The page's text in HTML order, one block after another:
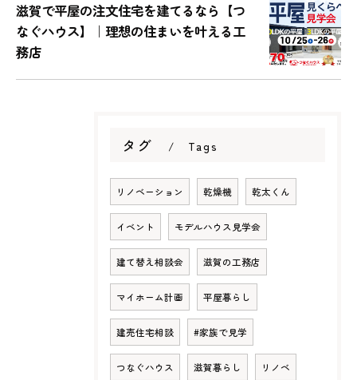
滋賀で平屋の注文住宅を建てるなら【つ
なぐハウス】｜理想の住まいを叶える工
務店
タグ Tags
リノベーション 乾燥機 乾太くん
イベント モデルハウス見学会
建て替え相談会 滋賀の工務店
マイホーム計画 平屋暮らし
建売住宅相談 #家族で見学
つなぐハウス 滋賀暮らし リノベ